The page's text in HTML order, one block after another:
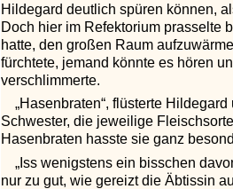
Hildegard deutlich spüren können,
Doch hier im Refektorium prasselte
hatte, den großen Raum
fürchtete, jemand könnte es hören
verschlimmerte.
„Hasenbraten“, flüsterte
Schwester, die jeweilige
Hasenbraten hasste sie ganz
„Iss wenigstens ein bisschen
nur zu gut, wie gereizt die Äbtissin